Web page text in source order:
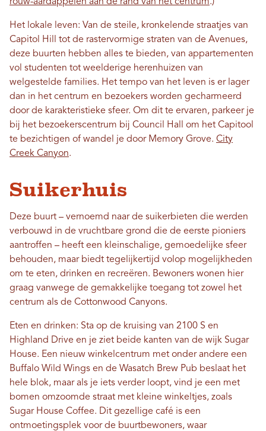
Het lokale leven: Van de steile, kronkelende straatjes van
Capitol Hill tot de rastervormige straten van de Avenues,
deze buurten hebben alles te bieden, van appartementen
vol studenten tot weelderige herenhuizen van
welgestelde families. Het tempo van het leven is er lager
dan in het centrum en bezoekers worden gecharmeerd
door de karakteristieke sfeer. Om dit te ervaren, parkeer je
bij het bezoekerscentrum bij Council Hall om het Capitool
te bezichtigen of wandel je door Memory Grove. City
Creek Canyon.
Suikerhuis
Deze buurt – vernoemd naar de suikerbieten die werden
verbouwd in de vruchtbare grond die de eerste pioniers
aantroffen – heeft een kleinschalige, gemoedelijke sfeer
behouden, maar biedt tegelijkertijd volop mogelijkheden
om te eten, drinken en recreëren. Bewoners wonen hier
graag vanwege de gemakkelijke toegang tot zowel het
centrum als de Cottonwood Canyons.
Eten en drinken: Sta op de kruising van 2100 S en
Highland Drive en je ziet beide kanten van de wijk Sugar
House. Een nieuw winkelcentrum met onder andere een
Buffalo Wild Wings en de Wasatch Brew Pub beslaat het
hele blok, maar als je iets verder loopt, vind je een met
bomen omzoomde straat met kleine winkeltjes, zoals
Sugar House Coffee. Dit gezellige café is een
ontmoetingsplek voor de buurtbewoners, waar